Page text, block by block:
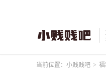
当前位置： 小贱贱吧 >